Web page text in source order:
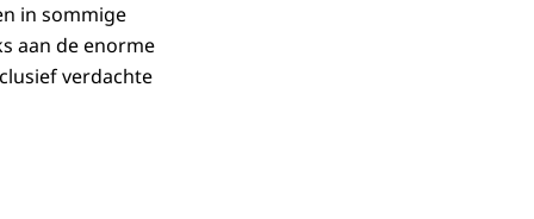
in sommige
aan de enorme
verdachte